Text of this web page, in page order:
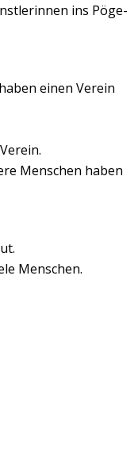
ins Pöge-
einen Verein
Menschen haben
Menschen.